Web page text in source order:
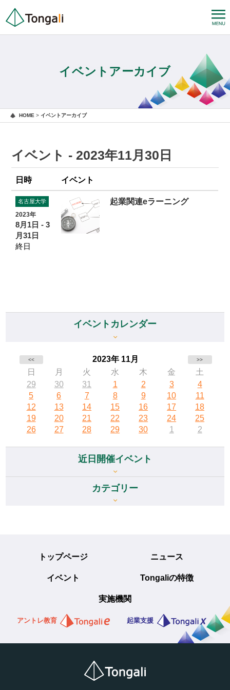
イベントアーカイブ
HOME > イベントアーカイブ
イベント - 2023年11月30日
日時 イベント
名古屋大学
2023年
8月1日 - 3
月31日
終日
起業関連eラーニング
イベントカレンダー
<< 2023年 11月 >>
日 月 火 水 木 金
土
29
30 31 1 2 3
4
5
6 7 8 9 10
11
12
13 14 15 16 17
18
19
20 21 22 23 24
25
26
27 28 29 30 1 2
近日開催イベント
カテゴリー
トップページ ニュース
イベント Tongaliの特徴
実施機関
アントレ教育 起業支援